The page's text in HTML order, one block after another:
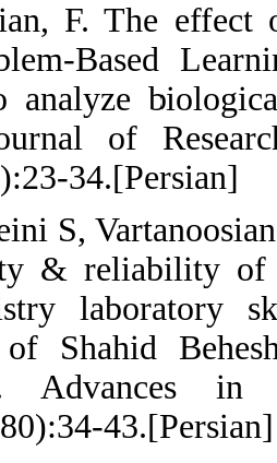
21. Alavian,
and Problem-
ability to
study.
2022;4(1):23-
22. Hosseini
F. Validity &
students of
Sciences.